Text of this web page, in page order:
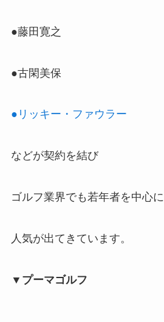
●藤田寛之
●古閑美保
●リッキー・ファウラー
などが契約を結び
ゴルフ業界でも若年者を中心に
人気が出てきています。
▼プーマゴルフ